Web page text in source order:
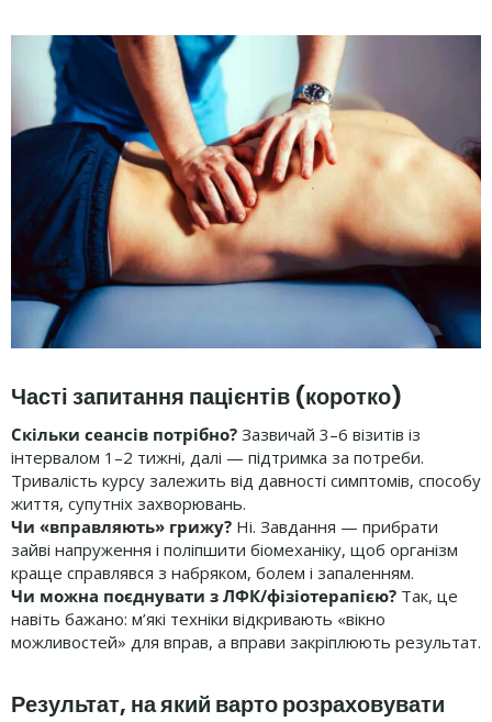
Часті запитання пацієнтів (коротко)
Скільки сеансів потрібно? Зазвичай 3–6 візитів із
інтервалом 1–2 тижні, далі — підтримка за потреби.
Тривалість курсу залежить від давності симптомів, способу
життя, супутніх захворювань.
Чи «вправляють» грижу? Ні. Завдання — прибрати
зайві напруження і поліпшити біомеханіку, щоб організм
краще справлявся з набряком, болем і запаленням.
Чи можна поєднувати з ЛФК/фізіотерапією? Так, це
навіть бажано: м’які техніки відкривають «вікно
можливостей» для вправ, а вправи закріплюють результат.
Результат, на який варто розраховувати